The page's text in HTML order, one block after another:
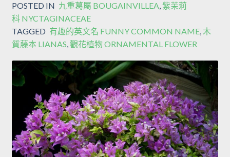
POSTED IN 九重葛屬 BOUGAINVILLEA,紫茉莉
科 NYCTAGINACEAE
TAGGED 有趣的英文名 FUNNY COMMON NAME, 木
質藤本 LIANAS,觀花植物 ORNAMENTAL FLOWER